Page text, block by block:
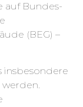
auf Bundes-
(BEG) –
insbesondere